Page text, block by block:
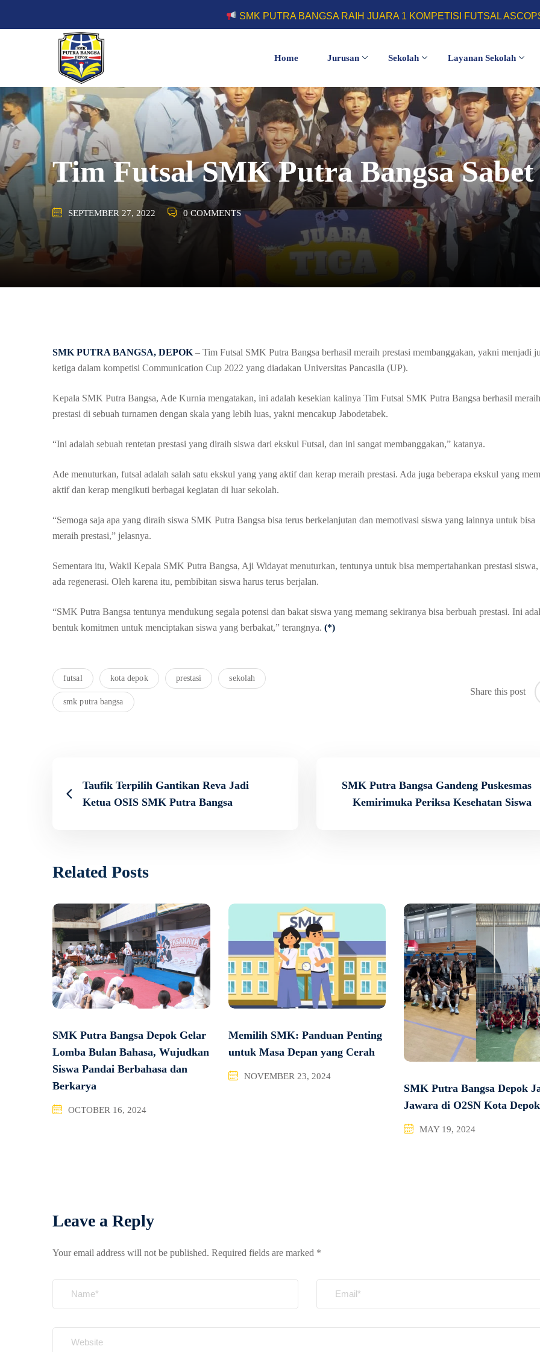
SMK PUTRA BANGSA RAIH JUARA 1 KOMPETISI FUTSAL ASCOPS 2026,
Home Jurusan Sekolah Layanan Sekolah
Tim Futsal SMK Putra Bangsa
SEPTEMBER 27, 2022 0 COMMENTS
SMK PUTRA BANGSA, DEPOK – Tim Futsal SMK Putra Bangsa berhasil meraih prestasi membanggakan, yakni menjadi
ketiga dalam kompetisi Communication Cup 2022 yang diadakan Universitas Pancasila (UP).
Kepala SMK Putra Bangsa, Ade Kurnia mengatakan, ini adalah kesekian kalinya Tim Futsal SMK Putra Bangsa berhasil meraih
prestasi di sebuah turnamen dengan skala yang lebih luas, yakni mencakup Jabodetabek.
“Ini adalah sebuah rentetan prestasi yang diraih siswa dari ekskul Futsal, dan ini sangat membanggakan,” katanya.
Ade menuturkan, futsal adalah salah satu ekskul yang yang aktif dan kerap meraih prestasi. Ada juga beberapa ekskul yang
aktif dan kerap mengikuti berbagai kegiatan di luar sekolah.
“Semoga saja apa yang diraih siswa SMK Putra Bangsa bisa terus berkelanjutan dan memotivasi siswa yang lainnya untuk bisa
meraih prestasi,” jelasnya.
Sementara itu, Wakil Kepala SMK Putra Bangsa, Aji Widayat menuturkan, tentunya untuk bisa mempertahankan prestasi siswa,
ada regenerasi. Oleh karena itu, pembibitan siswa harus terus berjalan.
“SMK Putra Bangsa tentunya mendukung segala potensi dan bakat siswa yang memang sekiranya bisa berbuah prestasi. Ini
bentuk komitmen untuk menciptakan siswa yang berbakat,” terangnya. (*)
futsal kota depok prestasi sekolah
smk putra bangsa
Share this post
Taufik Terpilih Gantikan Reva Jadi
Ketua OSIS SMK Putra Bangsa
SMK Putra Bangsa Gandeng Puskesmas
Kemirimuka Periksa Kesehatan Siswa
Related Posts
SMK Putra Bangsa Depok Gelar
Lomba Bulan Bahasa, Wujudkan
Siswa Pandai Berbahasa dan
Berkarya
OCTOBER 16, 2024
Memilih SMK: Panduan Penting
untuk Masa Depan yang Cerah
NOVEMBER 23, 2024
SMK Putra Bangsa Depok
Jawara di O2SN Kota Depok
MAY 19, 2024
Leave a Reply
Your email address will not be published. Required fields are marked *